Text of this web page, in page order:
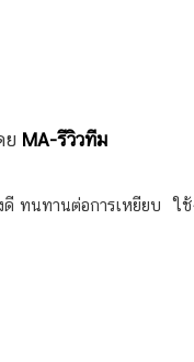
ย MA-รีวิวทีม
ทนทานต่อการเหยียบ ใ